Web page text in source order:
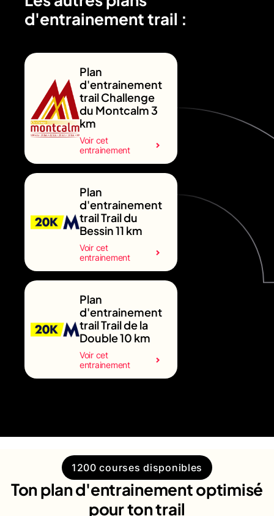
d'entrainement trail :
Plan
d'entrainement
trail Challenge
du Montcalm 3
km
Voir cet
entrainement
Plan
d'entrainement
trail Trail du
Bessin 11 km
Voir cet
entrainement
Plan
d'entrainement
trail Trail de la
Double 10 km
Voir cet
entrainement
1200 courses disponibles
Ton plan d'entrainement optimisé
pour ton trail